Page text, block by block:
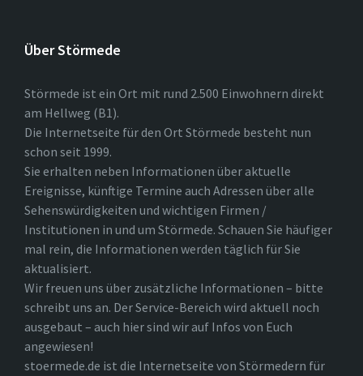
Über Störmede
Störmede ist ein Ort mit rund 2.500 Einwohnern direkt
am Hellweg (B1).
Die Internetseite für den Ort Störmede besteht nun
schon seit 1999.
Sie erhalten neben Informationen über aktuelle
Ereignisse, künftige Termine auch Adressen über alle
Sehenswürdigkeiten und wichtigen Firmen /
Institutionen in und um Störmede. Schauen Sie häufiger
mal rein, die Informationen werden täglich für Sie
aktualisiert.
Wir freuen uns über zusätzliche Informationen – bitte
schreibt uns an. Der Service-Bereich wird aktuell noch
ausgebaut – auch hier sind wir auf Infos von Euch
angewiesen!
stoermede.de ist die Internetseite von Störmedern für